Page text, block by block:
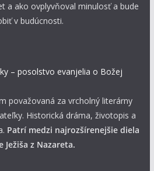
a ako ovplyvňoval minulosť a bude
v budúcnosti.
považovaná za vrcholný literárny
Historická dráma, životopis a
Patrí medzi najrozšírenejšie diela
Ježiša z Nazareta.